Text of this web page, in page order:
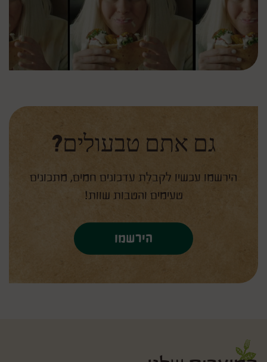
גם אתם טבעולים?
הירשמו עכשיו לקבלת עדכונים חמים, מתכונים
טעימים והטבות שוות!
הירשמו